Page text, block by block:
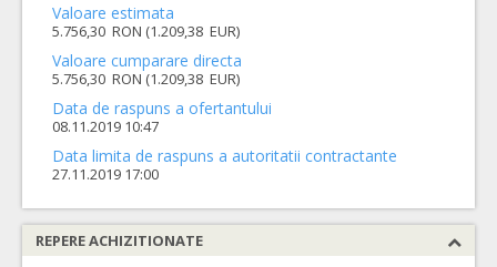
Valoare estimata
5.756,30 RON (1.209,38 EUR)
Valoare cumparare directa
5.756,30 RON (1.209,38 EUR)
Data de raspuns a ofertantului
08.11.2019 10:47
Data limita de raspuns a autoritatii contractante
27.11.2019 17:00
REPERE ACHIZITIONATE